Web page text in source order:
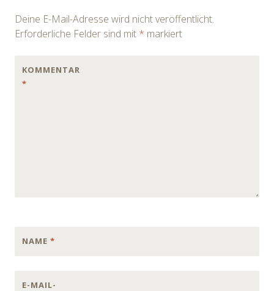
Deine E-Mail-Adresse wird nicht veröffentlicht.
Erforderliche Felder sind mit * markiert
KOMMENTAR
*
NAME *
E-MAIL-